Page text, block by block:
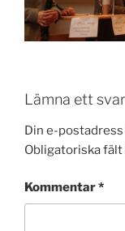
Lämna ett svar
Din e-
Obligatoriska fält
Kommentar*